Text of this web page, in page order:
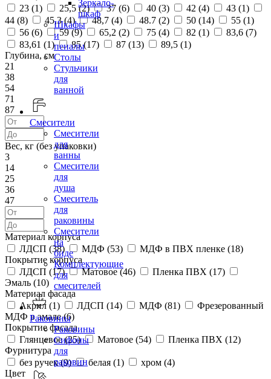
Зеркало-
шкаф
Шкафы
и
пеналы
Столы
Стульчики
для
ванной
Смесители
Смесители
для
ванны
Смесители
для
душа
Смеситель
для
раковины
Смесители
на
биде
Комплектующие
для
смесителей
Раковины
Раковины
Сифоны
для
раковин
23 (1) 25,5 (2) 37 (6) 40 (3) 42 (4) 43 (1)
44 (8) 45,3 (4) 48,7 (4) 48.7 (2) 50 (14) 55 (1)
56 (6) 59 (9) 65,2 (2) 75 (4) 82 (1) 83,6 (7)
83,61 (1) 85 (17) 87 (13) 89,5 (1)
Глубина, см
21
38
54
71
87
Вес, кг (без упаковки)
3
14
25
36
47
Материал корпуса
ЛДСП (38) МДФ (53) МДФ в ПВХ пленке (18)
Покрытие корпуса
ЛДСП (17) Матовое (46) Пленка ПВХ (17)
Эмаль (10)
Материал фасада
Акрил (1) ЛДСП (14) МДФ (81)
Фрезерованный
МДФ в эмале (6)
Покрытие фасада
Глянцевое (25) Матовое (54) Пленка ПВХ (12)
Фурнитура
без ручек (9) белая (1) хром (4)
Цвет